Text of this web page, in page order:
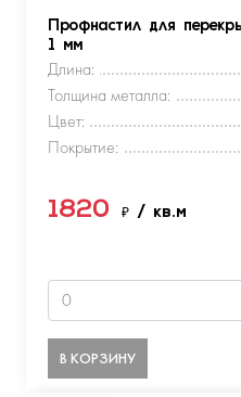
Профнастил для
1 мм
Длина:
Толщина металла:
Цвет:
Покрытие:
1820 ₽ / кв.м
В КОРЗИНУ